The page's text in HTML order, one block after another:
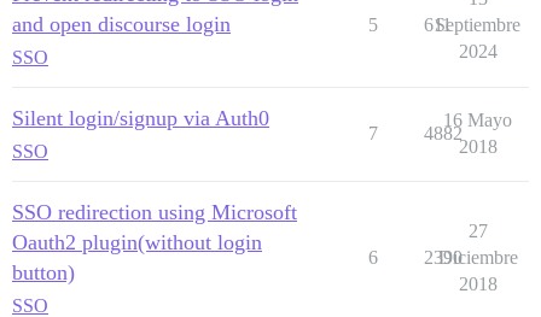
and open discourse login
SSO
5 611
Septiembre
2024
Silent login/signup via Auth0
SSO
7 4882
16 Mayo
2018
SSO redirection using Microsoft
Oauth2 plugin(without login
button)
SSO
6 2390
27
Diciembre
2018